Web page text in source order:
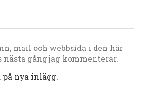
mail och webbsida i den här
gång jag kommenterar.
på nya inlägg.